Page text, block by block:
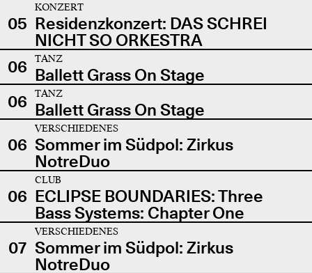
05
KONZERT
Residenzkonzert: DAS SCHREI
NICHT SO ORKESTRA
06
TANZ
Ballett Grass On Stage
06
TANZ
Ballett Grass On Stage
06
VERSCHIEDENES
Sommer im Südpol: Zirkus
NotreDuo
06
CLUB
ECLIPSE BOUNDARIES: Three
Bass Systems: Chapter One
07
VERSCHIEDENES
Sommer im Südpol: Zirkus
NotreDuo